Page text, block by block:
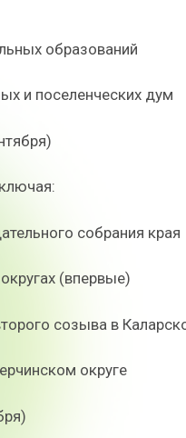
образований
и поселенческих дум
собрания края
(впервые)
созыва в
округе